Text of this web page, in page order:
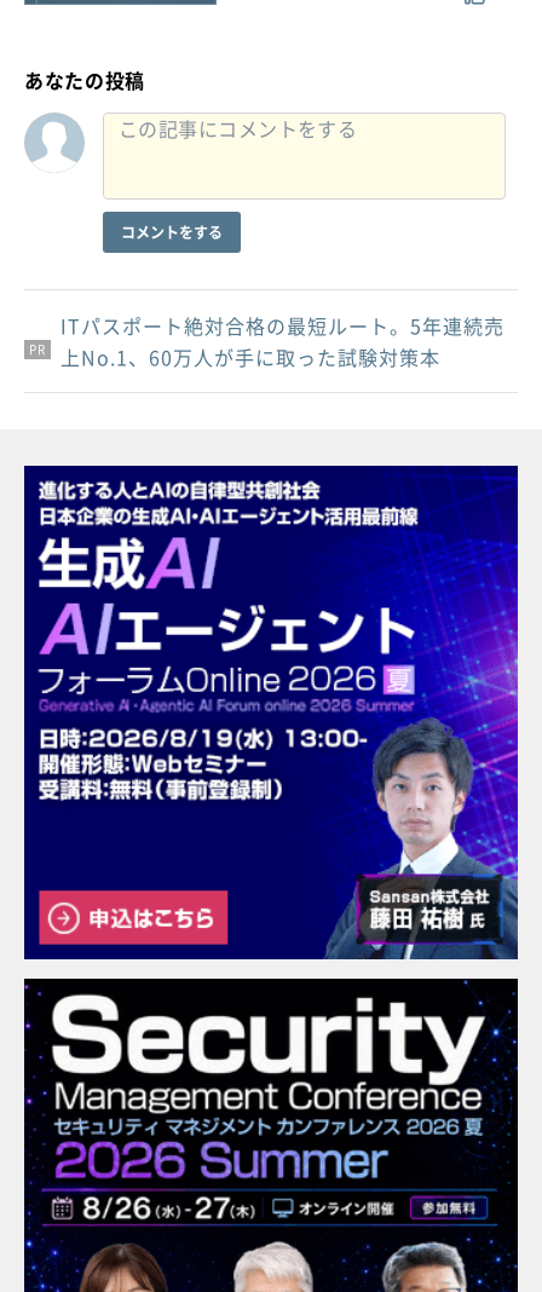
あなたの投稿
コメントをする
PR
PR
PR
ITパスポート絶対合格の最短ルート。5年連続売
上No.1、60万人が手に取った試験対策本